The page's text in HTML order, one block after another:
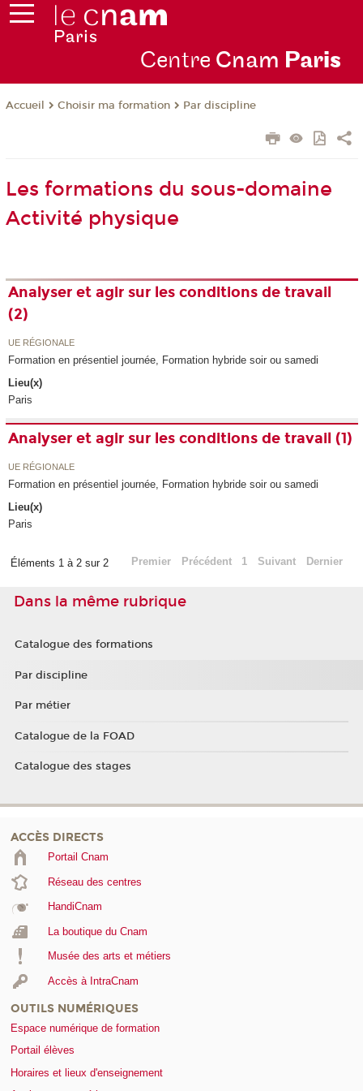
Centre Cnam Paris
Accueil Choisir ma formation Par discipline
Les formations du sous-domaine
Activité physique
Analyser et agir sur les conditions de travail
(2)
UE RÉGIONALE
Formation en présentiel journée, Formation hybride soir ou samedi
Lieu(x)
Paris
Analyser et agir sur les conditions de travail (1)
UE RÉGIONALE
Formation en présentiel journée, Formation hybride soir ou samedi
Lieu(x)
Paris
Éléments 1 à 2 sur 2 Premier Précédent 1 Suivant Dernier
Dans la même rubrique
Catalogue des formations
Par discipline
Par métier
Catalogue de la FOAD
Catalogue des stages
ACCÈS DIRECTS
Portail Cnam
Réseau des centres
HandiCnam
La boutique du Cnam
Musée des arts et métiers
Accès à IntraCnam
OUTILS NUMÉRIQUES
Espace numérique de formation
Portail élèves
Horaires et lieux d'enseignement